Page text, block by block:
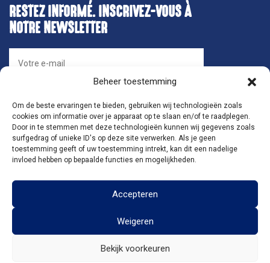
Beheer toestemming
Om de beste ervaringen te bieden, gebruiken wij technologieën zoals
cookies om informatie over je apparaat op te slaan en/of te raadplegen.
Door in te stemmen met deze technologieën kunnen wij gegevens zoals
surfgedrag of unieke ID's op deze site verwerken. Als je geen
toestemming geeft of uw toestemming intrekt, kan dit een nadelige
invloed hebben op bepaalde functies en mogelijkheden.
Accepteren
Weigeren
Bekijk voorkeuren
RESTEZ INFORMÉ. INSCRIVEZ-VOUS À
NOTRE NEWSLETTER
SUIVEZ-NOUS
©2026La William|Blauwenhoek 41, 1840 Londerzeel|Privacy &